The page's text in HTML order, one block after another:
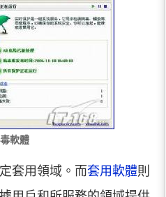
軟體
套用領域。而套用軟體則